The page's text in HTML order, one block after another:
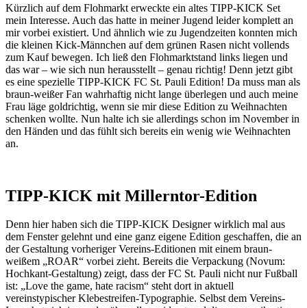
Kürzlich auf dem Flohmarkt erweckte ein altes TIPP-KICK Set
mein Interesse. Auch das hatte in meiner Jugend leider komplett an
mir vorbei existiert. Und ähnlich wie zu Jugendzeiten konnten mich
die kleinen Kick-Männchen auf dem grünen Rasen nicht vollends
zum Kauf bewegen. Ich ließ den Flohmarktstand links liegen und
das war – wie sich nun herausstellt – genau richtig! Denn jetzt gibt
es eine spezielle TIPP-KICK FC St. Pauli Edition! Da muss man als
braun-weißer Fan wahrhaftig nicht lange überlegen und auch meine
Frau läge goldrichtig, wenn sie mir diese Edition zu Weihnachten
schenken wollte. Nun halte ich sie allerdings schon im November in
den Händen und das fühlt sich bereits ein wenig wie Weihnachten
an.
TIPP-KICK mit Millerntor-Edition
Denn hier haben sich die TIPP-KICK Designer wirklich mal aus
dem Fenster gelehnt und eine ganz eigene Edition geschaffen, die an
der Gestaltung vorheriger Vereins-Editionen mit einem braun-
weißem „ROAR“ vorbei zieht. Bereits die Verpackung (Novum:
Hochkant-Gestaltung) zeigt, dass der FC St. Pauli nicht nur Fußball
ist: „Love the game, hate racism“ steht dort in aktuell
vereinstypischer Klebestreifen-Typographie. Selbst dem Vereins-